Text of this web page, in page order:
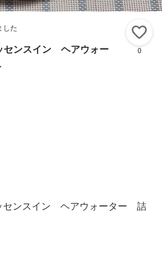
した
ンスイン ヘアウォー
0
センスイン ヘアウォーター 詰